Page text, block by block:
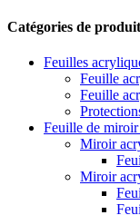
Catégories de
Feuilles
Feuille
Feuille
Feuille de
Miroir
Miroir